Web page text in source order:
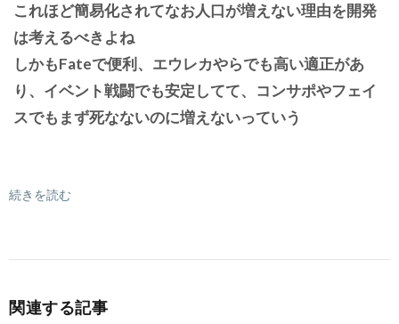
これほど簡易化されてなお人口が増えない理由を開発
は考えるべきよね
しかもFateで便利、エウレカやらでも高い適正があ
り、イベント戦闘でも安定してて、コンサポやフェイ
スでもまず死なないのに増えないっていう
続きを読む
関連する記事